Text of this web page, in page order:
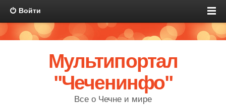
Войти
Мультипортал
"Чеченинфо"
Все о Чечне и мире